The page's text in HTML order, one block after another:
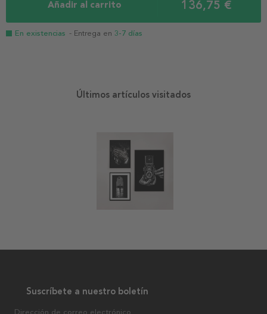
Añadir al carrito 136,75 €
En existencias - Entrega en 3-7 días
Últimos artículos visitados
Suscríbete a nuestro boletín
Dirección de correo electrónico